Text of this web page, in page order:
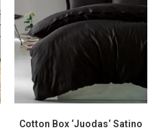
Cotton Box ‘Juodas‘ Satino